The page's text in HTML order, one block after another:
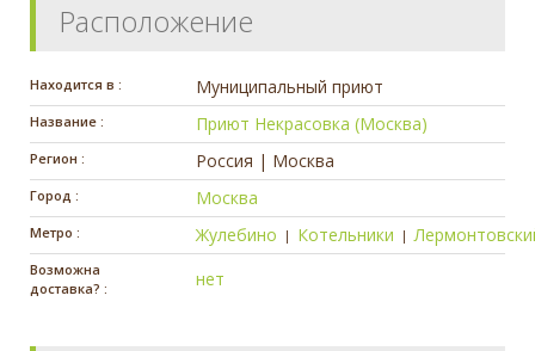
Расположение
Находится в : Муниципальный приют
Название : Приют Некрасовка (Москва)
Регион : Россия | Москва
Город : Москва
Метро : Жулебино | Котельники |
Возможна
доставка? :
нет